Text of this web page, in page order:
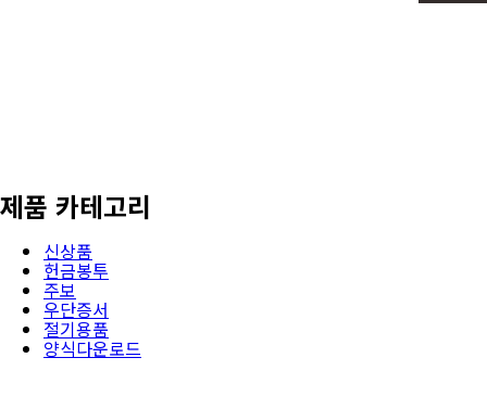
제품 카테고리
신상품
헌금봉투
주보
우단증서
절기용품
양식다운로드